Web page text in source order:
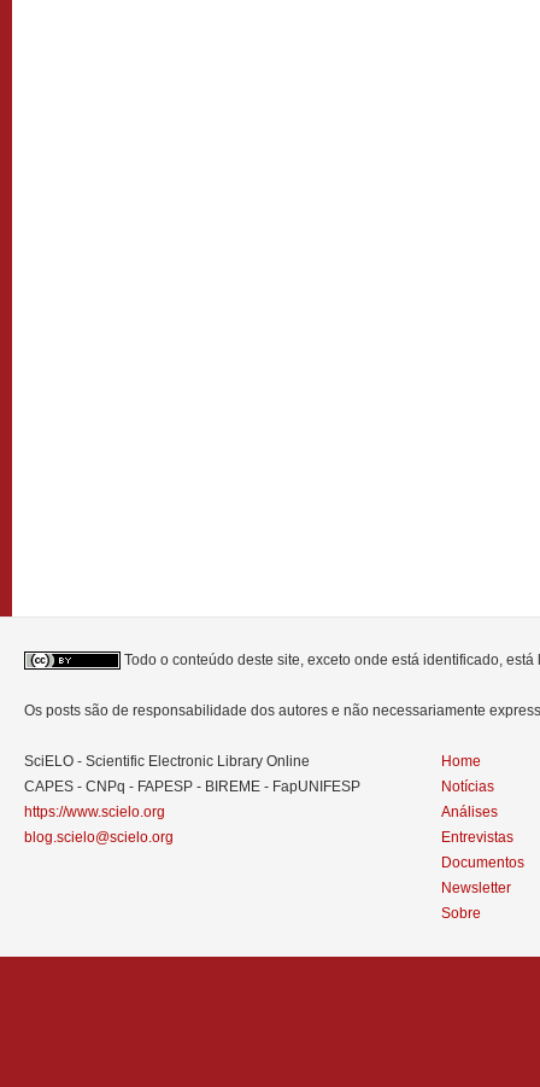
Todo o conteúdo deste site, exceto onde está identificado,
Os posts são de responsabilidade dos autores e não necessariamente
SciELO - Scientific Electronic Library Online
CAPES - CNPq - FAPESP - BIREME - FapUNIFESP
https://www.scielo.org
blog.scielo@scielo.org
Home
Notícias
Análises
Entrevistas
Documentos
Newsletter
Sobre